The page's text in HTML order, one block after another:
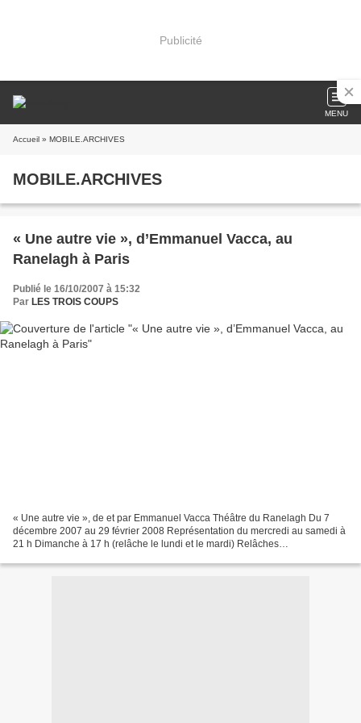
Publicité
MENU
Accueil » MOBILE.ARCHIVES
MOBILE.ARCHIVES
« Une autre vie », d’Emmanuel Vacca, au
Ranelagh à Paris
Publié le 16/10/2007 à 15:32
Par LES TROIS COUPS
« Une autre vie », de et par Emmanuel Vacca Théâtre du Ranelagh Du 7
décembre 2007 au 29 février 2008 Représentation du mercredi au samedi à
21 h Dimanche à 17 h (relâche le lundi et le mardi) Relâches